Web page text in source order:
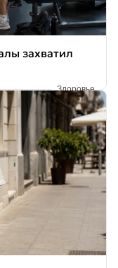
захватил
Здоровье